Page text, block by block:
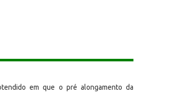
em que o pré alongamento da